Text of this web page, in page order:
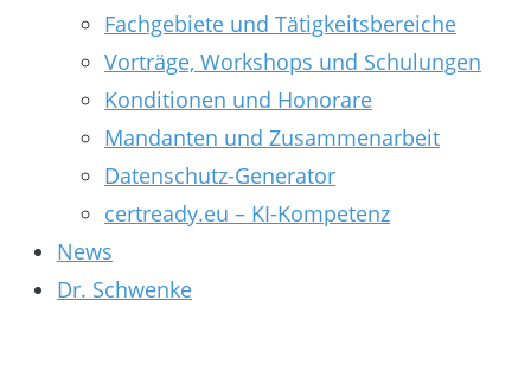
Fachgebiete und Tätigkeitsbereiche
Vorträge, Workshops und Schulungen
Konditionen und Honorare
Mandanten und Zusammenarbeit
Datenschutz-Generator
certready.eu – KI-Kompetenz
News
Dr. Schwenke